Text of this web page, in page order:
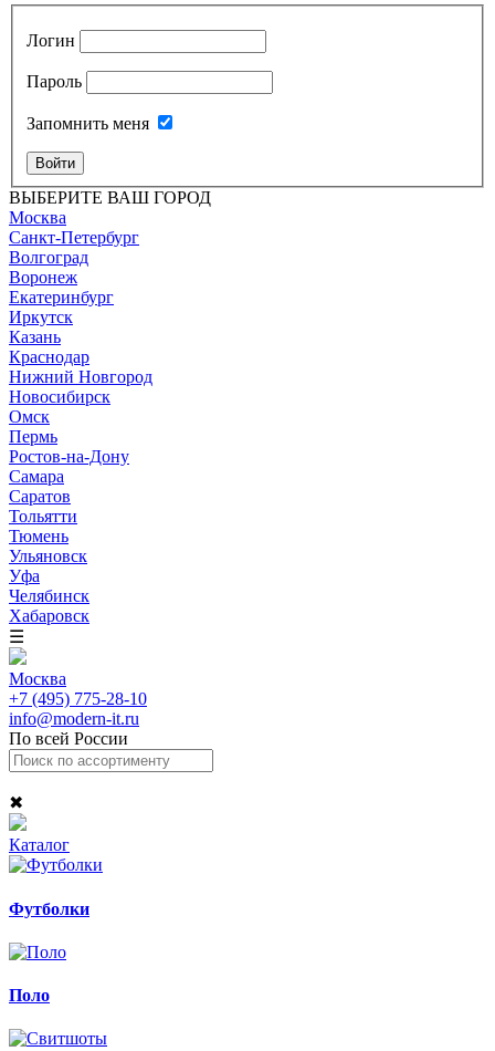
Логин
Пароль
Запомнить меня
Войти
ВЫБЕРИТЕ ВАШ ГОРОД
Москва
Санкт-Петербург
Волгоград
Воронеж
Екатеринбург
Иркутск
Казань
Краснодар
Нижний Новгород
Новосибирск
Омск
Пермь
Ростов-на-Дону
Самара
Саратов
Тольятти
Тюмень
Ульяновск
Уфа
Челябинск
Хабаровск
☰
Москва
+7 (495) 775-28-10
info@modern-it.ru
По всей России
✖
Каталог
Футболки
Поло